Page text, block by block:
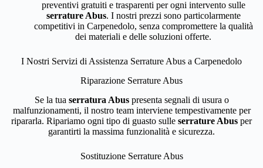
preventivi gratuiti e trasparenti per ogni intervento sulle
serrature Abus. I nostri prezzi sono particolarmente
competitivi in Carpenedolo, senza compromettere la qualità
dei materiali e delle soluzioni offerte.
I Nostri Servizi di Assistenza Serrature Abus a Carpenedolo
Riparazione Serrature Abus
Se la tua serratura Abuspresenta segnali di usura o
malfunzionamenti, il nostro team interviene tempestivamente per
ripararla. Ripariamo ogni tipo di guasto sulle serrature Abus per
garantirti la massima funzionalità e sicurezza.
Sostituzione Serrature Abus